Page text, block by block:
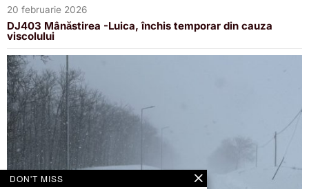
20 februarie 2026
DJ403 Mânăstirea -Luica, închis temporar din cauza
viscolului
DON'T MISS